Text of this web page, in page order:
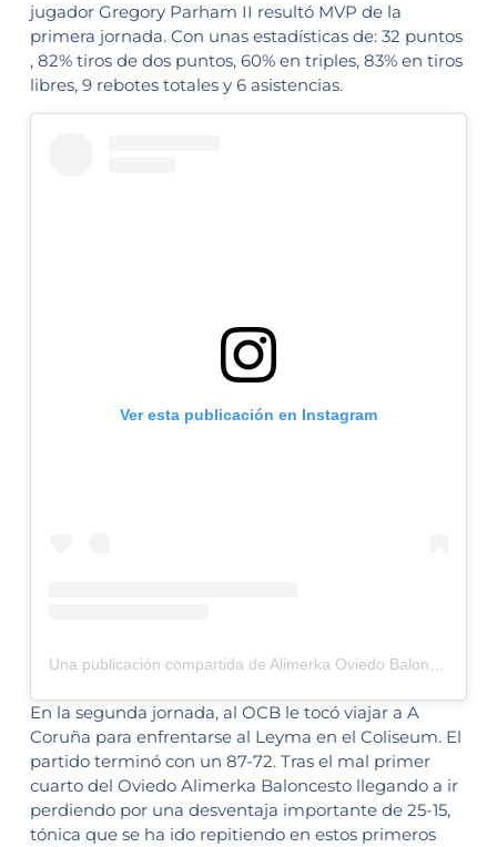
jugador Gregory Parham II resultó MVP de la
primera jornada. Con unas estadísticas de: 32 puntos
, 82% tiros de dos puntos, 60% en triples, 83% en tiros
libres, 9 rebotes totales y 6 asistencias.
Ver esta publicación en Instagram
En la segunda jornada, al OCB le tocó viajar a A
Coruña para enfrentarse al Leyma en el Coliseum. El
partido terminó con un 87-72. Tras el mal primer
cuarto del Oviedo Alimerka Baloncesto llegando a ir
perdiendo por una desventaja importante de 25-15,
tónica que se ha ido repitiendo en estos primeros